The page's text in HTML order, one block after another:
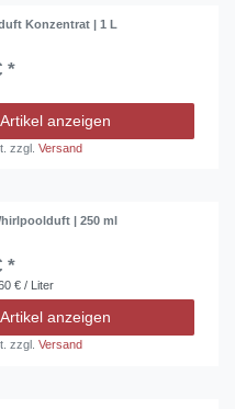
Konzentrat | 1 L
*
Artikel anzeigen
zzgl.Versand
| 250 ml
*
€ / Liter
Artikel anzeigen
zzgl.Versand